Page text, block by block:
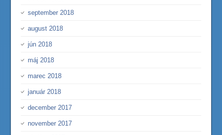
september 2018
august 2018
jún 2018
máj 2018
marec 2018
január 2018
december 2017
november 2017